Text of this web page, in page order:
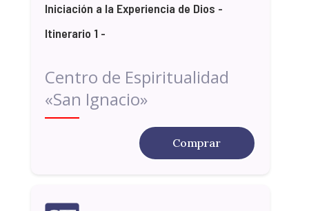
Iniciación a la Experiencia de Dios -
Itinerario 1 -
Centro de Espiritualidad
«San Ignacio»
Comprar